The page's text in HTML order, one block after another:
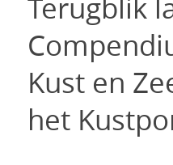
Terugblik
Kust en
het